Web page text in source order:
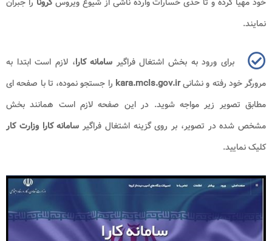
نمایند.
برای ورود به بخش اشتغال فراگیر سامانه کارا، لازم است ابتدا به
مرورگر خود رفته و نشانیkara.mcls.gov.ir را جستجو نموده، تا با صفحه ای
مطابق تصویر زیر مواجه شوید. در این صفحه لازم است همانند بخش
مشخص شده در تصویر، بر روی گزینه اشتغال فراگیر سامانه کارا وزارت کار
کلیک نمایید.